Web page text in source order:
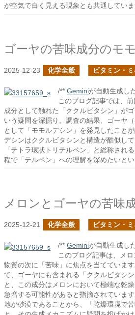
が空気で白く見える現象とも共通していま
ゴーヤの苦味成分のモ
2025-12-23 化学全般 ビタミン・
/** Geminiが自動生成し
このブログ記事では、
成分として触れた「ククルビタシン」が
いう疑問を深掘り。調査の結果、ゴーヤ
として「モモルデシン」を発見したこと
デシンはククルビタシンと構造が酷似し
「テトラ環状トリテルペン」と総称され
程で「テルペン」への理解を深めたいとい
メロンとゴーヤの苦味
2025-12-21 化学全般 ビタミン・
/** Geminiが自動生成し
このブログ記事は、メ
物質の次に「苦味」に焦点を当てていま
て、ゴーヤにも含まれる「ククルビタシ
と、この成分はメロンにおいて極端な乾
急増する可能性があると指摘されていま
地が砂漠であることから、「乾燥環境で苦